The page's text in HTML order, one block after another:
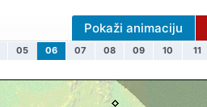
Pokaži animaciju
05 06 07 08 09 10 11